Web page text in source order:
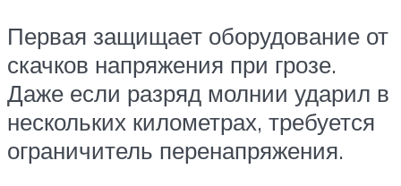
Первая защищает оборудование от
скачков напряжения при грозе.
Даже если разряд молнии ударил в
нескольких километрах, требуется
ограничитель перенапряжения.